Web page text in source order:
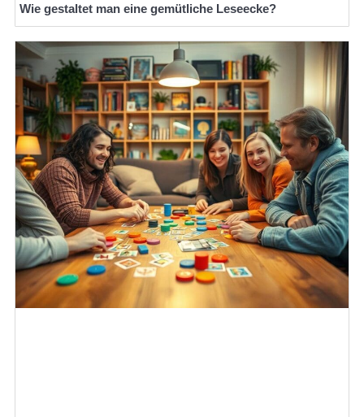
Wie gestaltet man eine gemütliche Leseecke?